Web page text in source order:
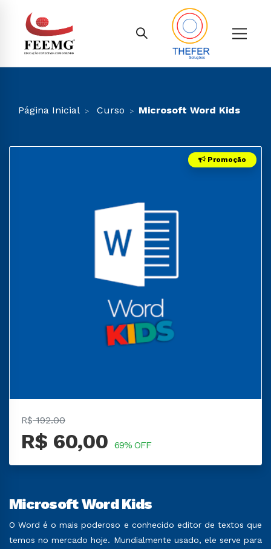
Página Inicial Curso Microsoft Word Kids
Promoção
R$192.00
R$ 60,00 69% OFF
Microsoft Word Kids
O Word é o mais poderoso e conhecido editor de textos que
temos no mercado hoje. Mundialmente usado, ele serve para